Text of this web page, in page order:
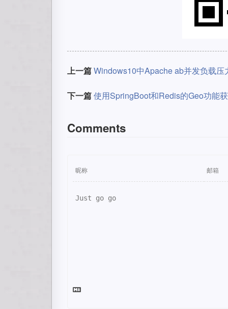
上一篇Windows10中Apache ab并发负载压
下一篇使用SpringBoot和Redis的Geo功能
Comments